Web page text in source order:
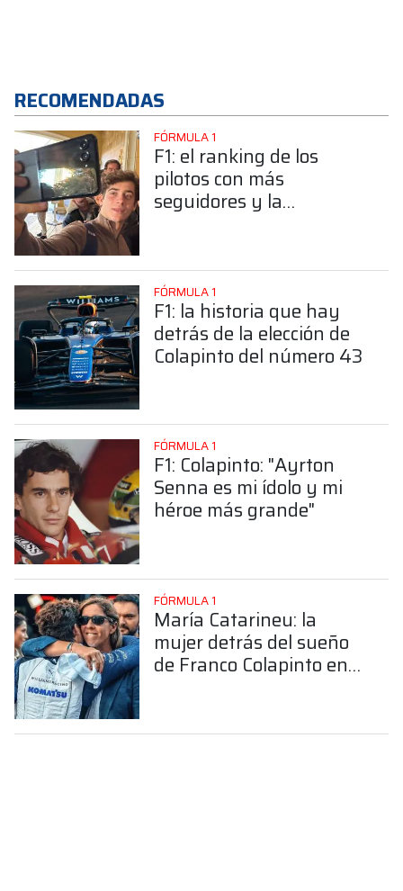
RECOMENDADAS
FÓRMULA 1
F1: el ranking de los
pilotos con más
seguidores y la
FÓRMULA 1
F1: la historia que hay
detrás de la elección de
Colapinto del número 43
FÓRMULA 1
F1: Colapinto: "Ayrton
Senna es mi ídolo y mi
héroe más grande"
FÓRMULA 1
María Catarineu: la
mujer detrás del sueño
de Franco Colapinto en